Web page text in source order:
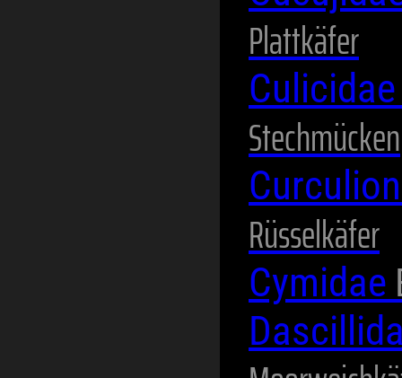
Plattkäfer
Stechmücken
Rüsselkäfer
Cymidae